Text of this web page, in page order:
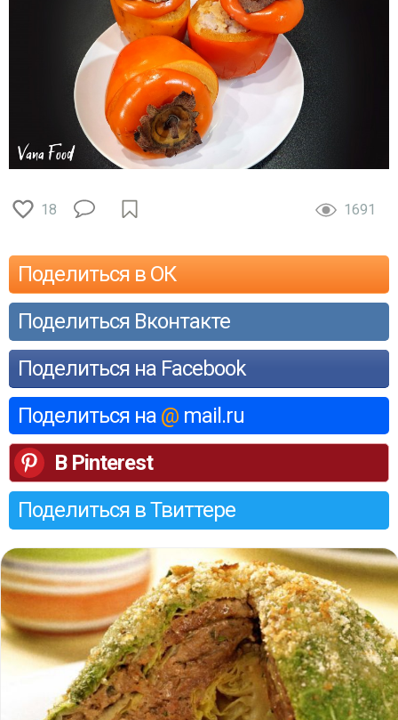
18 1691
Поделиться в ОК
Поделиться Вконтакте
Поделиться на Facebook
Поделиться на @ mail.ru
В Pinterest
Поделиться в Твиттере